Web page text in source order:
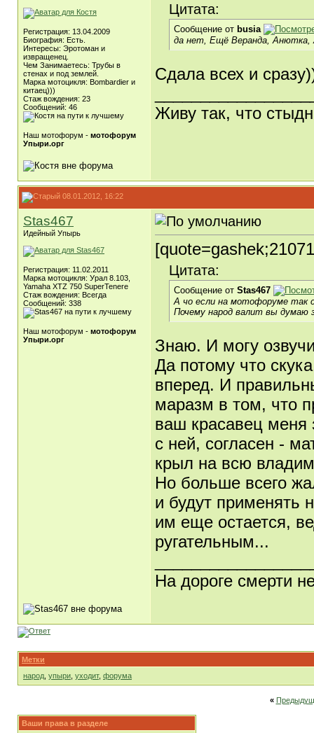
Регистрация: 13.04.2009
Биография: Есть.
Интересы: Эротоман и
извращенец.
Чем Занимаетесь: Трубы в
стенах и под землей.
Марка мотоцикля: Bombardier и
китаец)))
Стаж вождения: 23
Сообщений: 46
Наш мотофорум - мотофорум
Упыри.орг
Цитата:
Сообщение от busia
да нет, Ещё Веранда, Анютка,
Сдала всех и
Живу так, что
08.01.2012, 16:22
Stas467
Идейный Упырь
Регистрация: 11.02.2011
Марка мотоцикля: Урал 8.103,
Yamaha XTZ 750 SuperTenere
Стаж вождения: Всегда
Сообщений: 338
Наш мотофорум - мотофорум
Упыри.орг
Цитата:
Сообщение от Stas467
А чо если на мотофоруме так
Почему народ валит вы думаю
Знаю. И могу
Да потому что
вперед. И
маразм в том, что
ваш красавец меня
с ней, согласен -
крыл на всю
Но больше всего
и будут применять
им еще остается,
ругательным...
На дороге смерти
Метки
народ упыри уходит, форума
«
Ваши права в разделе